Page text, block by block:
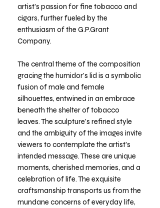
artist's passion for fine tobacco and
cigars, further fueled by the
enthusiasm of the G.P.Grant
Company.
The central theme of the composition
gracing the humidor's lid is a symbolic
fusion of male and female
silhouettes, entwined in an embrace
beneath the shelter of tobacco
leaves. The sculpture's refined style
and the ambiguity of the images invite
viewers to contemplate the artist's
intended message. These are unique
moments, cherished memories, and a
celebration of life. The exquisite
craftsmanship transports us from the
mundane concerns of everyday life,